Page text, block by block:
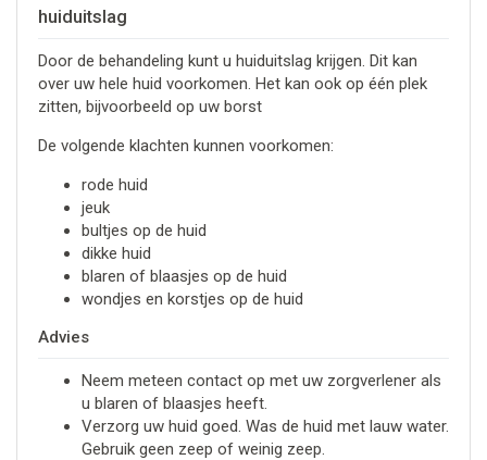
huiduitslag
Door de behandeling kunt u huiduitslag krijgen. Dit kan
over uw hele huid voorkomen. Het kan ook op één plek
zitten, bijvoorbeeld op uw borst
De volgende klachten kunnen voorkomen:
rode huid
jeuk
bultjes op de huid
dikke huid
blaren of blaasjes op de huid
wondjes en korstjes op de huid
Advies
Neem meteen contact op met uw zorgverlener als
u blaren of blaasjes heeft.
Verzorg uw huid goed. Was de huid met lauw water.
Gebruik geen zeep of weinig zeep.